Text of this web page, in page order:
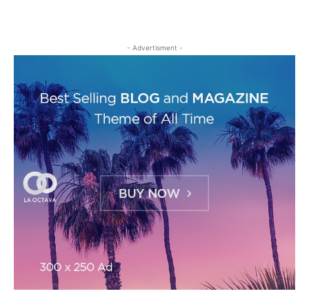
- Advertisment -